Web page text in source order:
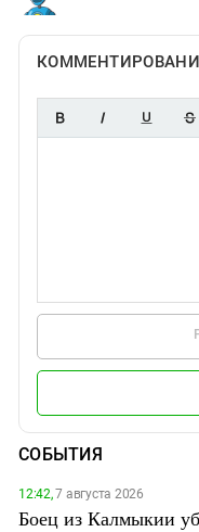
СОБЫТИЯ
12:42,7 августа 2026
Боец из Калмыкии